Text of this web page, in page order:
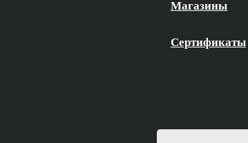
Магазины
Сертификаты